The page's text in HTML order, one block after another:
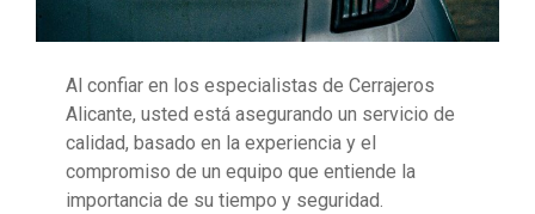
Al confiar en los especialistas de Cerrajeros
Alicante, usted está asegurando un servicio de
calidad, basado en la experiencia y el
compromiso de un equipo que entiende la
importancia de su tiempo y seguridad.